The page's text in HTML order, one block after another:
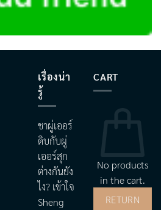
เรื่องน่า
รู้
ชาผู่เออร์
ดิบกับผู่
เออร์สุก
ต่างกันยัง
ไง? เข้าใจ
Sheng
CART
No products
in the cart.
RETURN